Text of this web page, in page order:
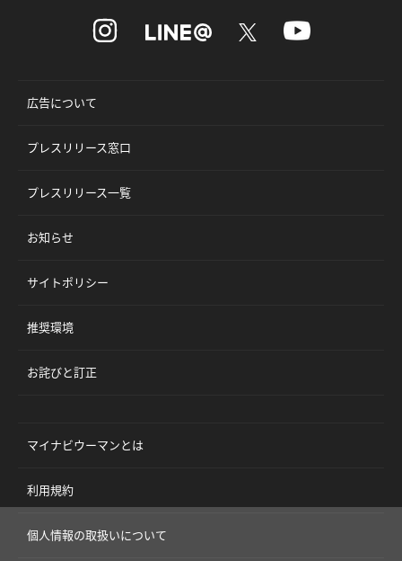
広告について
プレスリリース窓口
プレスリリース一覧
お知らせ
サイトポリシー
推奨環境
お詫びと訂正
マイナビウーマンとは
利用規約
個人情報の取扱いについて